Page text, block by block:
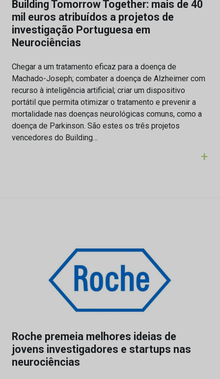
Building Tomorrow Together: mais de 40
mil euros atribuídos a projetos de
investigação Portuguesa em
Neurociências
Chegar a um tratamento eficaz para a doença de
Machado-Joseph; combater a doença de Alzheimer com
recurso à inteligência artificial; criar um dispositivo
portátil que permita otimizar o tratamento e prevenir a
mortalidade nas doenças neurológicas comuns, como a
doença de Parkinson. São estes os três projetos
vencedores do Building…
+
Roche premeia melhores ideias de
jovens investigadores e startups nas
neurociências